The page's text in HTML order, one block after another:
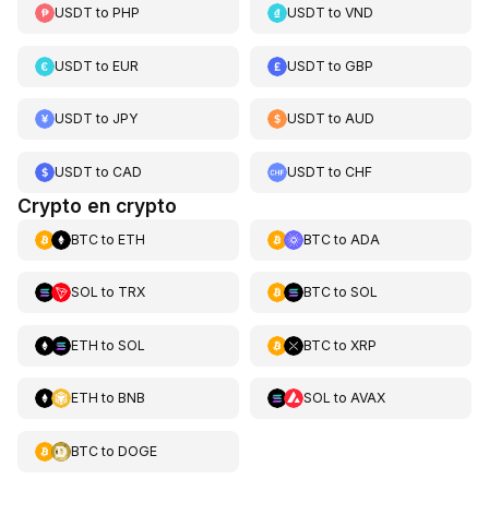
USDT to PHP USDT toVND
USDT to EUR USDT toGBP
USDT to JPY USDT toAUD
USDT to CAD USDT toCHF
Crypto en crypto
BTCto ETH BTCto ADA
SOL to TRX BTCto SOL
ETH to SOL BTCto XRP
ETH to BNB SOL to AVAX
BTCto DOGE